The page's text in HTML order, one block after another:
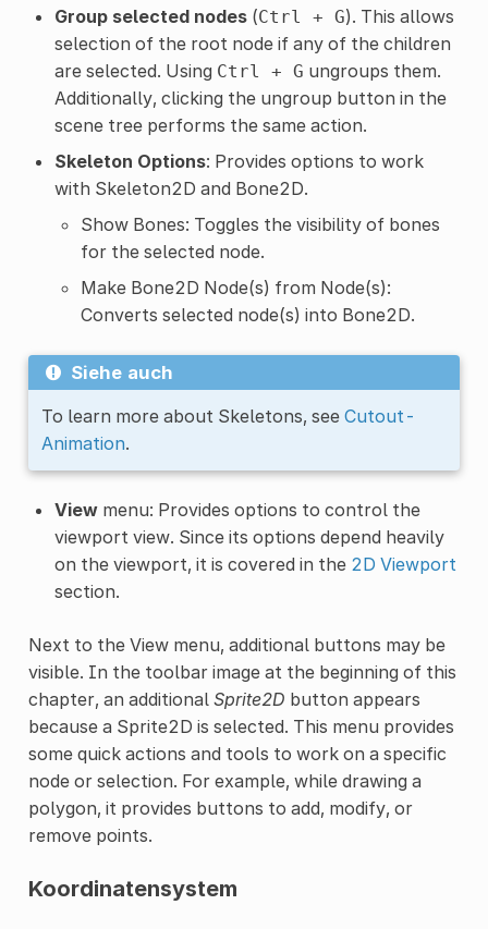
Group selected nodes(Ctrl + G). This allows
selection of the root node if any of the children
are selected. Using Ctrl + G ungroups them.
Additionally, clicking the ungroup button in the
scene tree performs the same action.
Skeleton Options: Provides options to work
with Skeleton2D and Bone2D.
Show Bones: Toggles the visibility of bones
for the selected node.
Make Bone2D Node(s) from Node(s):
Converts selected node(s) into Bone2D.
Siehe auch
To learn more about Skeletons, see Cutout-
Animation.
Viewmenu: Provides options to control the
viewport view. Since its options depend heavily
on the viewport, it is covered in the 2D Viewport
section.
Next to the View menu, additional buttons may be
visible. In the toolbar image at the beginning of this
chapter, an additional Sprite2D button appears
because a Sprite2D is selected. This menu provides
some quick actions and tools to work on a specific
node or selection. For example, while drawing a
polygon, it provides buttons to add, modify, or
remove points.
Koordinatensystem